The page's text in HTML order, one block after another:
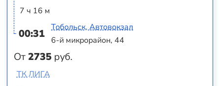
7 ч 16 м
00:31
От2735 руб.
Тобольск, Автовокзал
6-й микрорайон, 44
ТК ЛИГА